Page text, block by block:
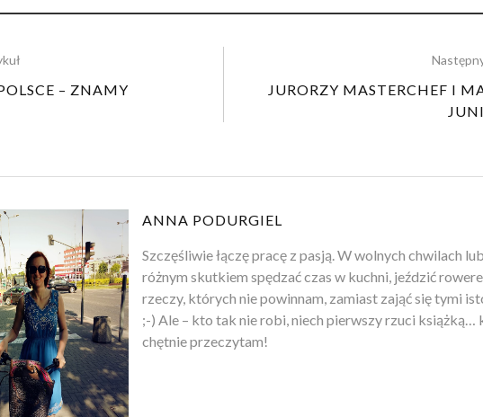
– ZNAMY
JURORZY MASTERCHEF I
ANNA PODURGIEL
Szczęśliwie łączę pracę z pasją. W wolnych chwilach
różnym skutkiem spędzać czas w kuchni, jeździć
rzeczy, których nie powinnam, zamiast zająć się tymi
;-) Ale – kto tak nie robi, niech pierwszy rzuci książką…
chętnie przeczytam!